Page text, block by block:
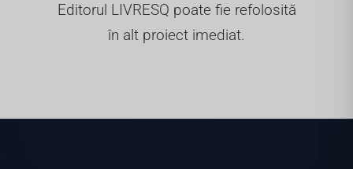
Editorul LIVRESQ poate fie refolosită
în alt proiect imediat.